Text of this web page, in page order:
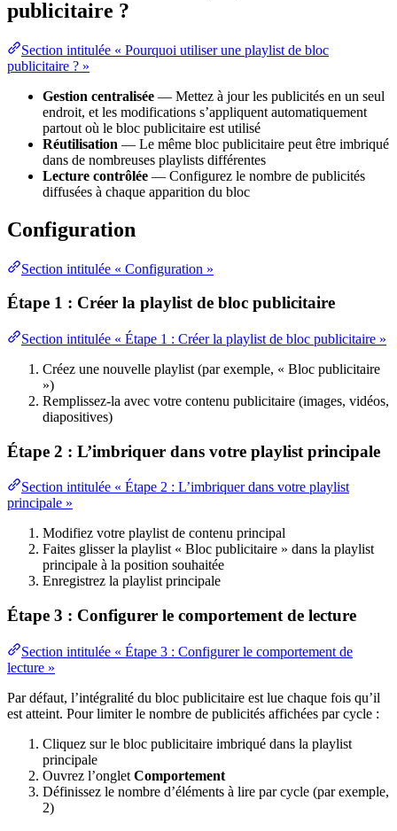
publicitaire ?
Section intitulée « Pourquoi utiliser une playlist de bloc
publicitaire ? »
Gestion centralisée — Mettez à jour les publicités en un seul
endroit, et les modifications s’appliquent automatiquement
partout où le bloc publicitaire est utilisé
Réutilisation — Le même bloc publicitaire peut être imbriqué
dans de nombreuses playlists différentes
Lecture contrôlée — Configurez le nombre de publicités
diffusées à chaque apparition du bloc
Configuration
Section intitulée « Configuration »
Étape 1 : Créer la playlist de bloc publicitaire
Section intitulée « Étape 1 : Créer la playlist de bloc publicitaire »
Créez une nouvelle playlist (par exemple, « Bloc publicitaire
»)
Remplissez-la avec votre contenu publicitaire (images, vidéos,
diapositives)
Étape 2 : L’imbriquer dans votre playlist principale
Section intitulée « Étape 2 : L’imbriquer dans votre playlist
principale »
Modifiez votre playlist de contenu principal
Faites glisser la playlist « Bloc publicitaire » dans la playlist
principale à la position souhaitée
Enregistrez la playlist principale
Étape 3 : Configurer le comportement de lecture
Section intitulée « Étape 3 : Configurer le comportement de
lecture »
Par défaut, l’intégralité du bloc publicitaire est lue chaque fois qu’il
est atteint. Pour limiter le nombre de publicités affichées par cycle :
Cliquez sur le bloc publicitaire imbriqué dans la playlist
principale
Ouvrez l’onglet Comportement
Définissez le nombre d’éléments à lire par cycle (par exemple,
2)